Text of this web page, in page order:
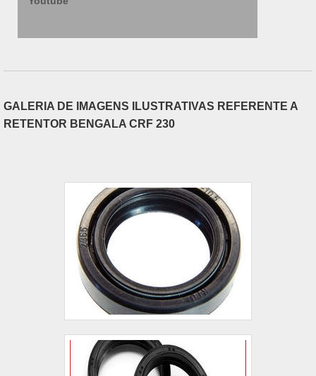
GALERIA DE IMAGENS ILUSTRATIVAS REFERENTE A
RETENTOR BENGALA CRF 230